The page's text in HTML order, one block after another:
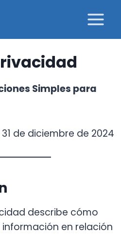
Simples para
de diciembre de 2024
describe cómo
en relación